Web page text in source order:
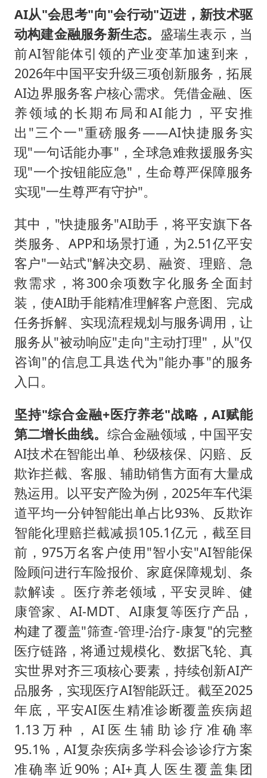
AI从"会思考"向"会行动"迈进，新技术驱
动构建金融服务新生态。 盛瑞生表示，当
前AI智能体引领的产业变革加速到来，
2026年中国平安升级三项创新服务，拓展
AI边界服务客户核心需求。凭借金融、医
养领域的长期布局和AI能力，平安推
出"三个一"重磅服务——AI快捷服务实
现"一句话能办事"，全球急难救援服务实
现"一个按钮能应急"，生命尊严保障服务
实现"一生尊严有守护"。
其中，"快捷服务"AI助手，将平安旗下各
类服务、APP和场景打通，为2.51亿平安
客户"一站式"解决交易、融资、理赔、急
救需求，将300余项数字化服务全面封
装，使AI助手能精准理解客户意图、完成
任务拆解、实现流程规划与服务调用，让
服务从"被动响应"走向"主动打理"，从"仅
咨询"的信息工具迭代为"能办事"的服务
入口。
坚持"综合金融+医疗养老"战略，AI赋能
第二增长曲线。 综合金融领域，中国平安
AI技术在智能出单、秒级核保、闪赔、反
欺诈拦截、客服、辅助销售方面有大量成
熟运用。以平安产险为例，2025年车代渠
道平均一分钟智能出单占比93%、反欺诈
智能化理赔拦截减损105.1亿元，截至目
前，975万名客户使用"智小安"AI智能保
险顾问进行车险报价、家庭保障规划、条
款解读 。医疗养老领域，平安灵眸、健
康管家、AI-MDT、AI康复等医疗产品，
构建了覆盖"筛查-管理-治疗-康复"的完整
医疗链路，将通过规模化、数据飞轮、真
实世界对齐三项核心要素，持续创新AI产
品服务，实现医疗AI智能跃迁。截至2025
年底，平安AI医生精准诊断覆盖疾病超
1.13万种，AI医生辅助诊疗准确率
95.1%，AI复杂疾病多学科会诊诊疗方案
准确率近90%；AI+真人医生覆盖集团